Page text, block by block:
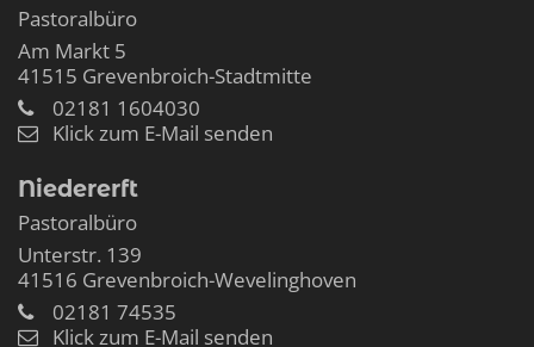
Pastoralbüro
Am Markt 5
41515 Grevenbroich-Stadtmitte
02181 1604030
Klick zum E-Mail senden
Niedererft
Pastoralbüro
Unterstr. 139
41516 Grevenbroich-Wevelinghoven
02181 74535
Klick zum E-Mail senden